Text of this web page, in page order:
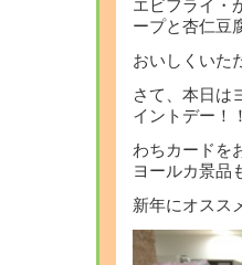
エビフライ・
ープと杏仁豆
おいしくい
さて、本日は
イントデー！！
わちカードを
ヨールカ景品
新年にオスス